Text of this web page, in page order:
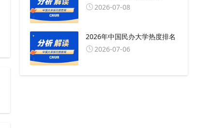
2026-07-08
2026年中国民办大学热度排名
2026-07-06